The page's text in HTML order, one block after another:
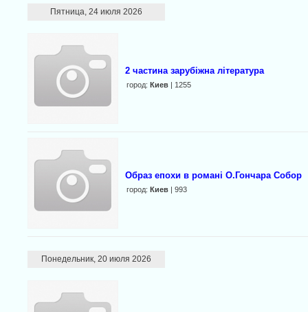
Пятница, 24 июля 2026
2 частина зарубіжна література
город: Киев | 1255
Образ епохи в романі О.Гончара Собор
город: Киев | 993
Понедельник, 20 июля 2026